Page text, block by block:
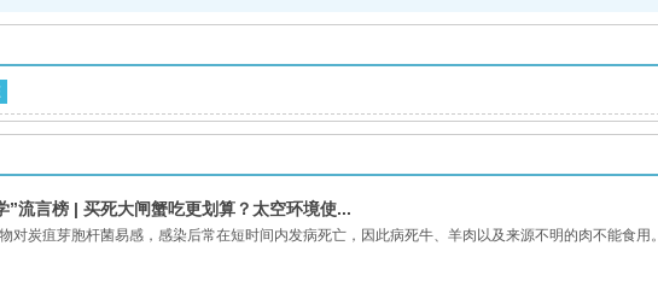
”流言榜 | 买死大闸蟹吃更划算？太空环境使...
对炭疽芽胞杆菌易感，感染后常在短时间内发病死亡，因此病死牛、羊肉以及来源不明的肉不能食用。